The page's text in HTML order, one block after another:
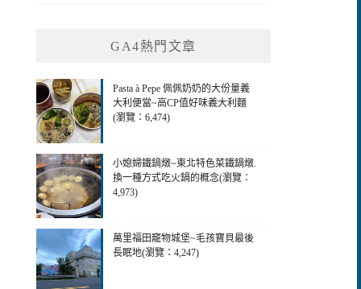
GA4熱門文章
Pasta à Pepe 佩佩奶奶的大份量義
大利便當~高CP值好味義大利麵
(瀏覽：6,474)
小媳婦鐵鍋燉~東北特色菜鐵鍋燉.
換一種方式吃火鍋的概念(瀏覽：
4,973)
萬里福田竉物城堡~毛孩寶貝最後
長眠地(瀏覽：4,247)